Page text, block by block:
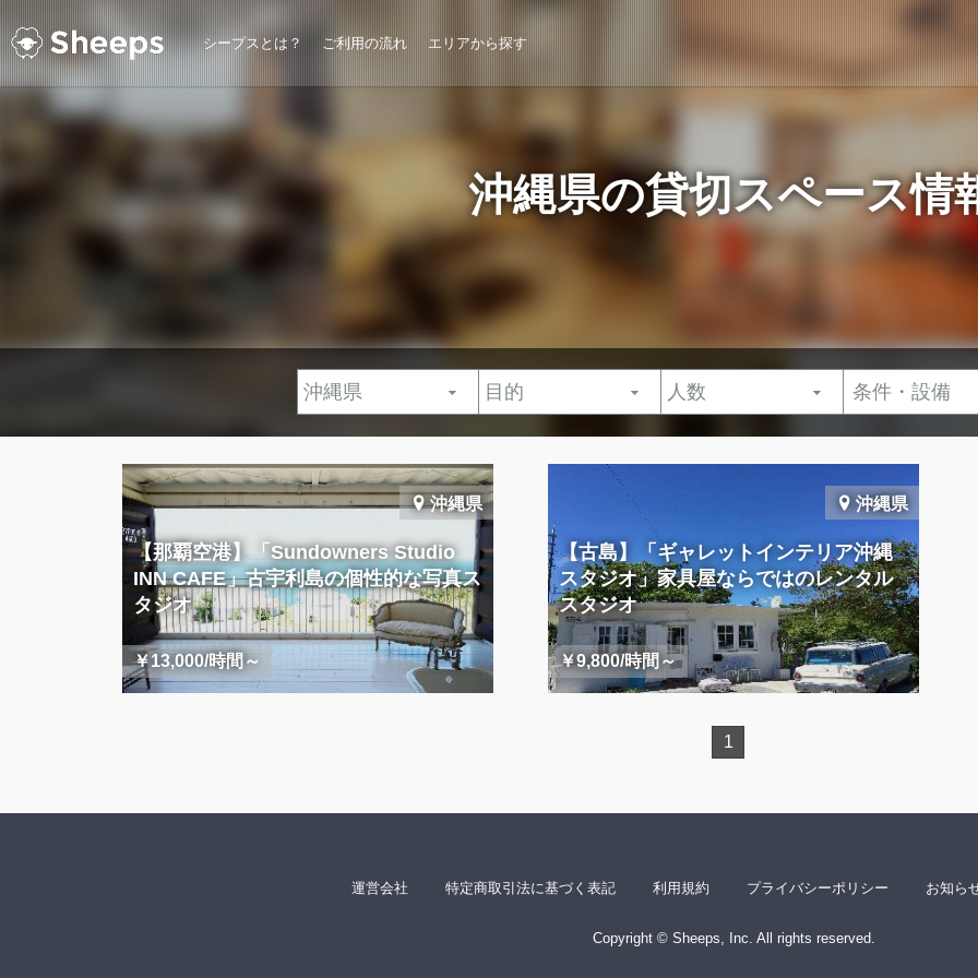
シープスとは？ ご利用の流れ エリアから探す
沖縄県の貸切スペース情
条件・設備
【那覇空港】「Sundowners Studio
INN CAFE」古宇利島の個性的な写真ス
タジオ
￥13,000/時間～
沖縄県
【古島】「ギャレットインテリア沖縄
スタジオ」家具屋ならではのレンタル
スタジオ
￥9,800/時間～
沖縄県
1
運営会社 特定商取引法に基づく表記 利用規約 プライバシーポリシー お知ら
Copyright © Sheeps, Inc. All rights reserved.